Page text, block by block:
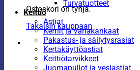
Ostoskori on tyhjä.
Takaisin kauppaan
Turvatuotteet
Keittiö
Astiat
Kernit ja vahakankaat
Pakastus- ja säilytysrasiat
Kertakäyttöastiat
Keittiötarvikkeet
Juomapullot ja vesiastiat